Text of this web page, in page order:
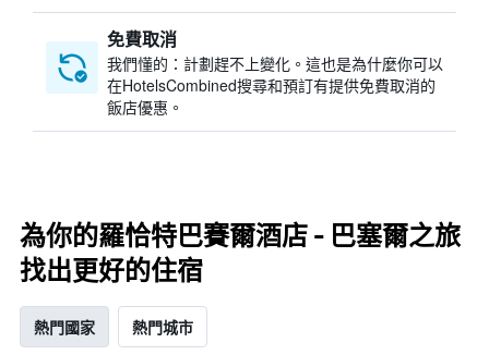
免費取消
我們懂的：計劃趕不上變化。這也是為什麼你可以
在HotelsCombined搜尋和預訂有提供免費取消的
飯店優惠。
為你的羅恰特巴賽爾酒店 - 巴塞爾之旅
找出更好的住宿
熱門國家 熱門城市